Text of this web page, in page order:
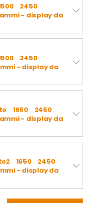
2450
- display da
2450
- display da
1650
2450
- display da
1650
2450
- display da